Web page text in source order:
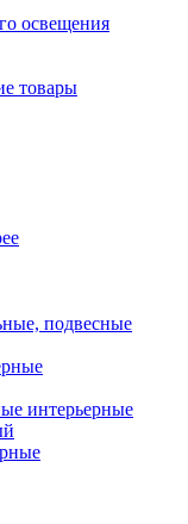
освещения
товары
подвесные
интерьерные